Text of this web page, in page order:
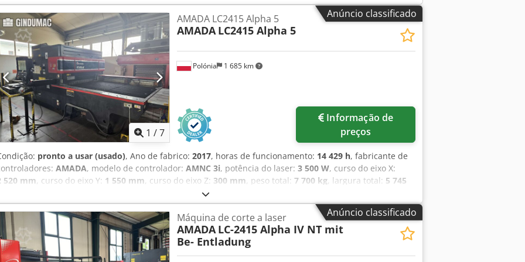
Anúncio classificado
1 /7
Polónia 1 685 km
AMADA LC2415 Alpha 5
AMADA LC2415 Alpha 5
preços
pronto a usar (usado), Ano de fabrico: 2017, horas de funcionamento: 14 429 h, fabricante de
AMADA, modelo de controlador: AMNC 3i, potência do laser: 3 500 W, curso do eixo X:
520 mm, curso do eixo Y: 1 550 mm, curso do eixo Z: 300 mm, peso total: 7 700 kg, largura total: 5 745
, comprimento do produto (máx.):
AMADA LC2415 Alpha 5 de 3 eixos foi fabricada em 2017. Possui uma área máxima de
de 5 040 × 1 550 mm e um potente laser de CO₂ de 3 500 W, capaz de cortar aço macio e
inoxidável com espessuras até 10 mm. A máquina tem uma velocidade máxima de avanço simultâneo
114 m/min e pode processar peças com peso até 330 kg. Se procura capacidades de corte de alta
considere a máquina de corte a laser de CO₂ AMADA LC2415 Alpha 5. Contacte-nos para obter
Anúncio classificado
Máquina de corte a laser
AMADA LC-2415 Alpha IV NT mit
Be- Entladung